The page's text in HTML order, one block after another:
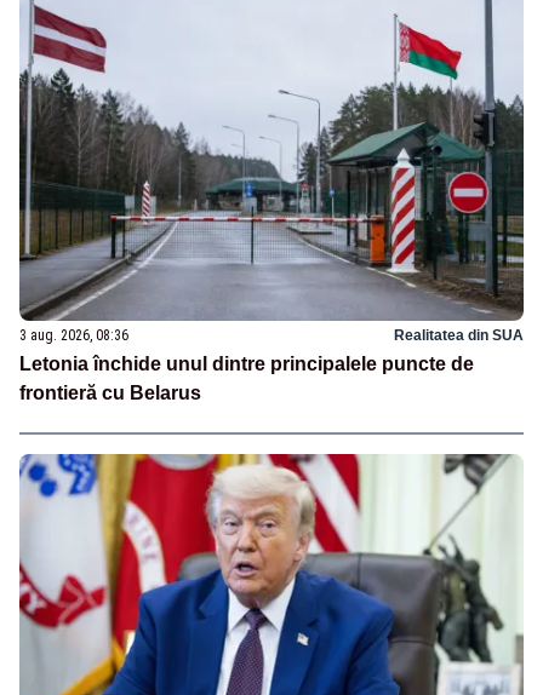
3 aug. 2026, 08:36 Realitatea din SUA
Letonia închide unul dintre principalele puncte de
frontieră cu Belarus